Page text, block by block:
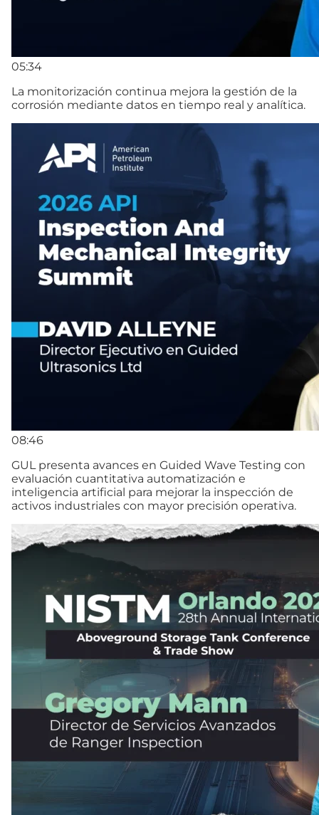
05:34
La monitorización continua mejora la gestión de la
corrosión mediante datos en tiempo real y analítica.
08:46
GUL presenta avances en Guided Wave Testing con
evaluación cuantitativa automatización e
inteligencia artificial para mejorar la inspección de
activos industriales con mayor precisión operativa.